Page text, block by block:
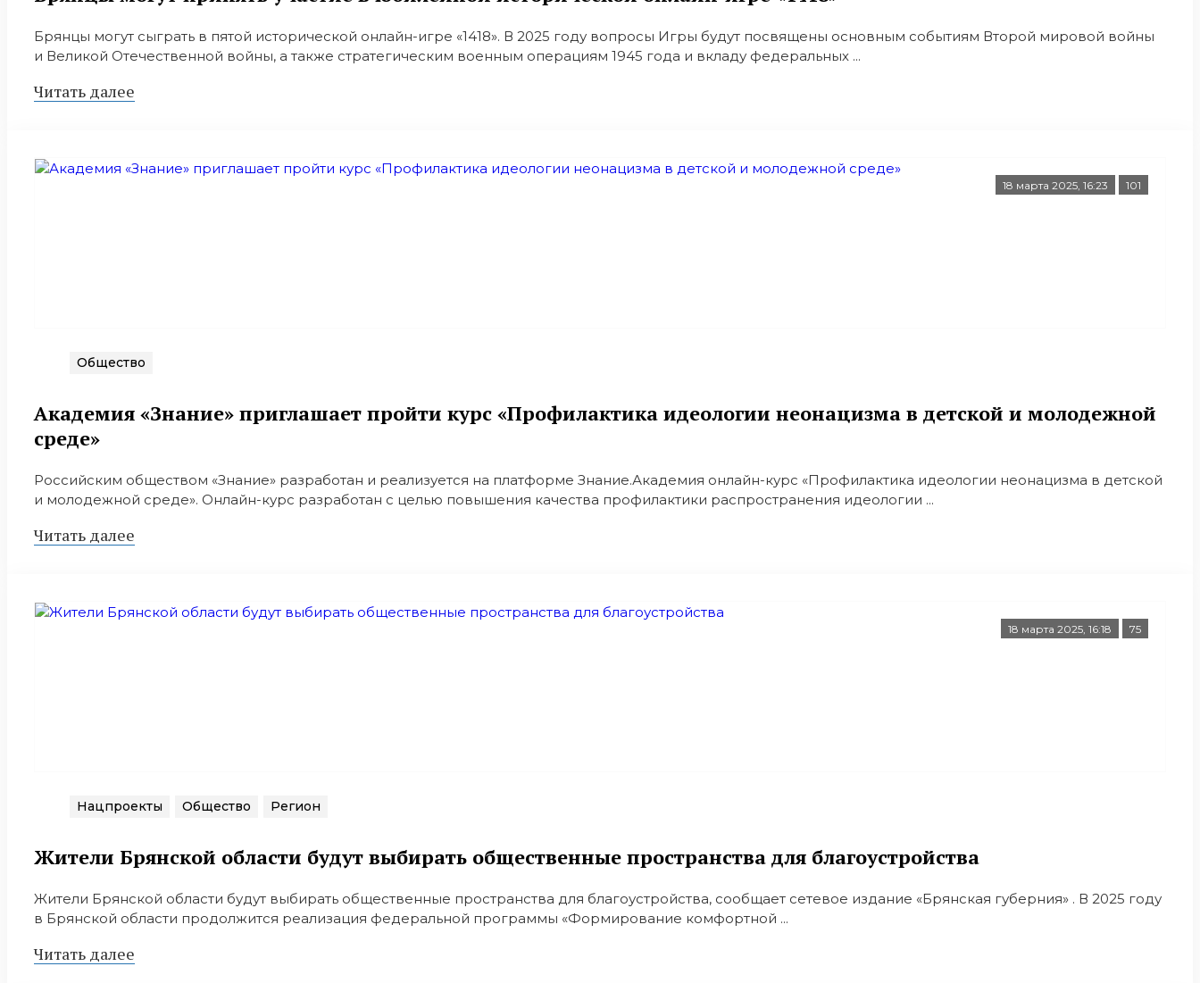
Брянцы могут сыграть в пятой исторической онлайн-игре «1418». В 2025 году вопросы Игры будут посвящены основным событиям Второй мировой войны
и Великой Отечественной войны, а также стратегическим военным операциям 1945 года и вкладу федеральных ...
Читать далее
18 марта 2025, 16:23 101
Общество
Академия «Знание» приглашает пройти курс «Профилактика идеологии неонацизма в детской и молодежной
среде»
Российским обществом «Знание» разработан и реализуется на платформе Знание.Академия онлайн-курс «Профилактика идеологии неонацизма в детской
и молодежной среде». Онлайн-курс разработан с целью повышения качества профилактики распространения идеологии ...
Читать далее
18 марта 2025, 16:18 75
Нацпроекты Общество Регион
Жители Брянской области будут выбирать общественные пространства для благоустройства
Жители Брянской области будут выбирать общественные пространства для благоустройства, сообщает сетевое издание «Брянская губерния» . В 2025 году
в Брянской области продолжится реализация федеральной программы «Формирование комфортной ...
Читать далее